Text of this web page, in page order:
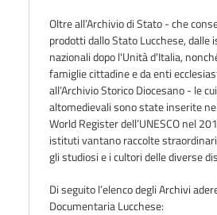
Oltre all’Archivio di Stato - che
prodotti dallo Stato Lucchese, dalle
nazionali dopo l'Unità d'Italia,
famiglie cittadine e da enti
all’Archivio Storico Diocesano - le
altomedievali sono state inserite
World Register dell’UNESCO nel
istituti vantano raccolte
gli studiosi e i cultori delle diverse
Di seguito l’elenco degli Archivi
Documentaria Lucchese: